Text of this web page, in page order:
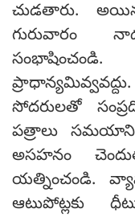
చుడతారు.
గురువారం
సోదరులతో
పత్రాలు
అసహనం
యత్నించండి.
ఆటుపోట్లకు